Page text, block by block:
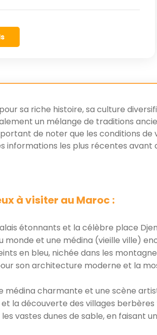
sa riche histoire, sa culture
un mélange de traditions
de noter que les conditions de
informations les plus récentes avant
à visiter au Maroc :
étonnants et la célèbre place
monde et une médina (vieille ville)
en bleu, nichée dans les
son architecture moderne et la
médina charmante et une scène
la découverte des villages
vastes dunes de sable, en faisant